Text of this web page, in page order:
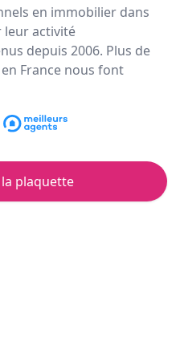
en immobilier dans
leur activité
depuis 2006. Plus de
France nous font
plaquette